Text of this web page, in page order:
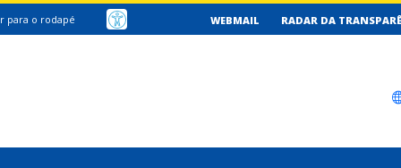
para o rodapé WEBMAIL
RADAR DA